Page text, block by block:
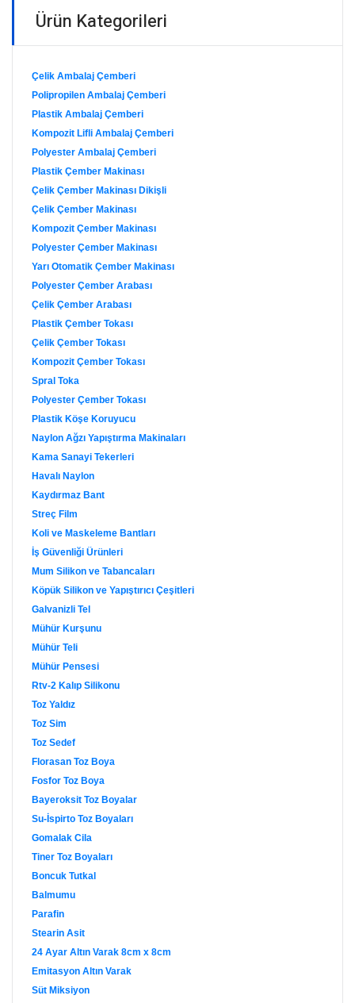
Ürün Kategorileri
Çelik Ambalaj Çemberi
Polipropilen Ambalaj Çemberi
Plastik Ambalaj Çemberi
Kompozit Lifli Ambalaj Çemberi
Polyester Ambalaj Çemberi
Plastik Çember Makinası
Çelik Çember Makinası Dikişli
Çelik Çember Makinası
Kompozit Çember Makinası
Polyester Çember Makinası
Yarı Otomatik Çember Makinası
Polyester Çember Arabası
Çelik Çember Arabası
Plastik Çember Tokası
Çelik Çember Tokası
Kompozit Çember Tokası
Spral Toka
Polyester Çember Tokası
Plastik Köşe Koruyucu
Naylon Ağzı Yapıştırma Makinaları
Kama Sanayi Tekerleri
Havalı Naylon
Kaydırmaz Bant
Streç Film
Koli ve Maskeleme Bantları
İş Güvenliği Ürünleri
Mum Silikon ve Tabancaları
Köpük Silikon ve Yapıştırıcı Çeşitleri
Galvanizli Tel
Mühür Kurşunu
Mühür Teli
Mühür Pensesi
Rtv-2 Kalıp Silikonu
Toz Yaldız
Toz Sim
Toz Sedef
Florasan Toz Boya
Fosfor Toz Boya
Bayeroksit Toz Boyalar
Su-İspirto Toz Boyaları
Gomalak Cila
Tiner Toz Boyaları
Boncuk Tutkal
Balmumu
Parafin
Stearin Asit
24 Ayar Altın Varak 8cm x 8cm
Emitasyon Altın Varak
Süt Miksiyon